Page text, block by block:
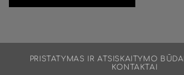
PRISTATYMAS IR ATSISKAITYMO BŪDAI
KONTAKTAI